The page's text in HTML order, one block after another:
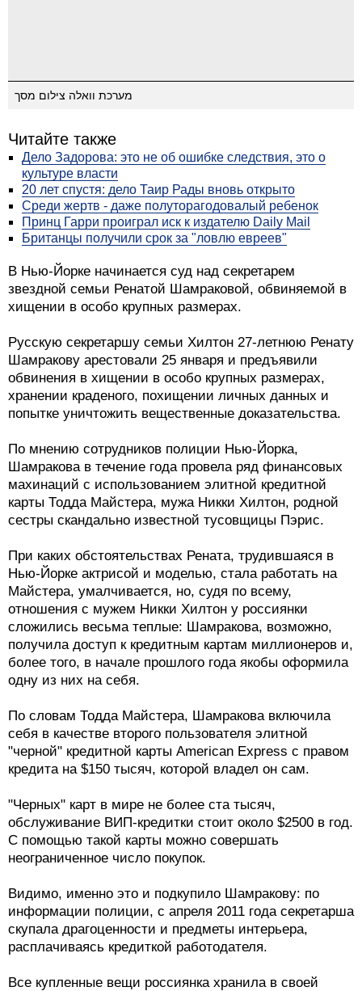
מערכת וואלה צילום מסך
Читайте также
Дело Задорова: это не об ошибке следствия, это о
культуре власти
20 лет спустя: дело Таир Рады вновь открыто
Среди жертв - даже полуторагодовалый ребенок
Принц Гарри проиграл иск к издателю Daily Mail
Британцы получили срок за "ловлю евреев"
В Нью-Йорке начинается суд над секретарем
звездной семьи Ренатой Шамраковой, обвиняемой в
хищении в особо крупных размерах.
Русскую секретаршу семьи Хилтон 27-летнюю Ренату
Шамракову арестовали 25 января и предъявили
обвинения в хищении в особо крупных размерах,
хранении краденого, похищении личных данных и
попытке уничтожить вещественные доказательства.
По мнению сотрудников полиции Нью-Йорка,
Шамракова в течение года провела ряд финансовых
махинаций с использованием элитной кредитной
карты Тодда Майстера, мужа Никки Хилтон, родной
сестры скандально известной тусовщицы Пэрис.
При каких обстоятельствах Рената, трудившаяся в
Нью-Йорке актрисой и моделью, стала работать на
Майстера, умалчивается, но, судя по всему,
отношения с мужем Никки Хилтон у россиянки
сложились весьма теплые: Шамракова, возможно,
получила доступ к кредитным картам миллионеров и,
более того, в начале прошлого года якобы оформила
одну из них на себя.
По словам Тодда Майстера, Шамракова включила
себя в качестве второго пользователя элитной
"черной" кредитной карты American Express с правом
кредита на $150 тысяч, которой владел он сам.
"Черных" карт в мире не более ста тысяч,
обслуживание ВИП-кредитки стоит около $2500 в год.
С помощью такой карты можно совершать
неограниченное число покупок.
Видимо, именно это и подкупило Шамракову: по
информации полиции, с апреля 2011 года секретарша
скупала драгоценности и предметы интерьера,
расплачиваясь кредиткой работодателя.
Все купленные вещи россиянка хранила в своей